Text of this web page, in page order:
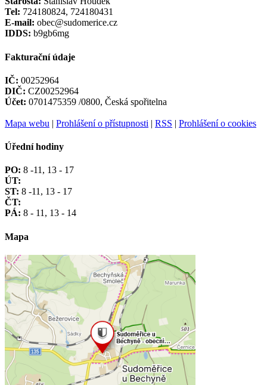
Tel: 724180824, 724180431
E-mail: obec@sudomerice.cz
IDDS: b9gb6mg
Fakturační údaje
IČ: 00252964
DIČ: CZ00252964
Účet: 0701475359 /0800, Česká spořitelna
Mapa webu | Prohlášení o přístupnosti | RSS | Prohlášení o cookies
Úřední hodiny
PO: 8 -11, 13 - 17
ÚT:
ST: 8 -11, 13 - 17
ČT:
PÁ: 8 - 11, 13 - 14
Mapa